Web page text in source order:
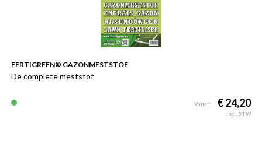
FERTIGREEN® GAZONMESTSTOF
De complete meststof
Vanaf: € 24,20
Incl. BTW